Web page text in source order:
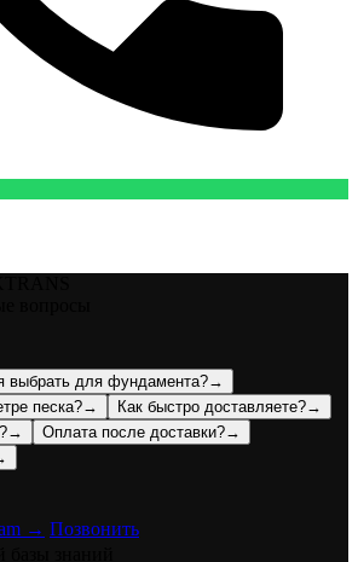
выбрать для фундамента?→
песка?→ Как быстро доставляете?→
→ Оплата после доставки?→
→ Позвонить